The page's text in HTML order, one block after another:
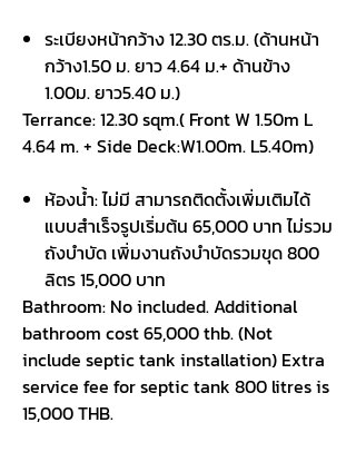
ระเบียงหน้ากว้าง12.30 ตร.ม. (ด้านหน้า
กว้าง1.50 ม. ยาว 4.64 ม.+ ด้านข้าง
1.00ม. ยาว5.40 ม.)
Terrance: 12.30 sqm.( Front W 1.50m L
4.64 m. + Side Deck:W1.00m. L5.40m)
ห้องน้ำ: ไม่มี สามารถติดตั้งเพิ่มเติมได้
แบบสำเร็จรูปเริ่มต้น 65,000 บาท ไม่รวม
ถังบำบัด เพิ่มงานถังบำบัดรวมขุด 800
ลิตร 15,000 บาท
Bathroom: No included. Additional
bathroom cost 65,000 thb. (Not
include septic tank installation) Extra
service fee for septic tank 800 litres is
15,000 THB.